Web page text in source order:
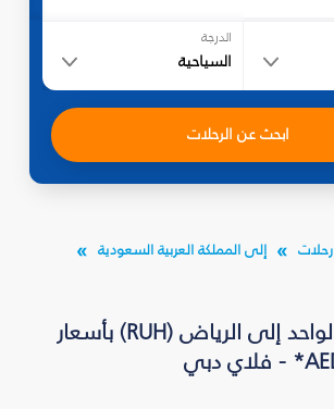
الدرجة
السياحية
ابحث عن الرحلات
رحلات
إلى المملكة العربية السعودية
رحلات الاتجاه الواحد إلى الرياض (RUH) بأسعار